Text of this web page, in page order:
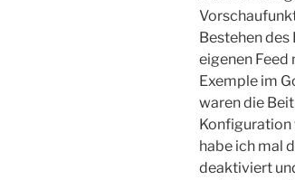
Bestehen
eigenen Feed
Exemple im
waren die
Konfiguration
habe ich mal
deaktiviert